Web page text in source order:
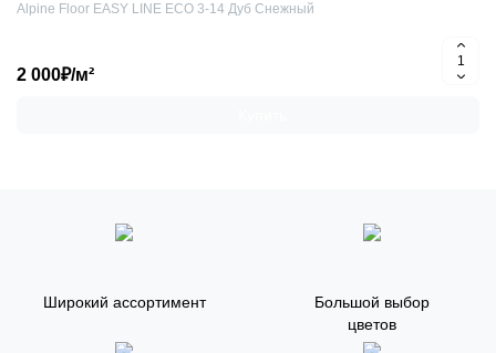
Alpine Floor EASY LINE ЕСО 3-14 Дуб Снежный
2 000₽/м²
Широкий ассортимент
Большой выбор
цветов